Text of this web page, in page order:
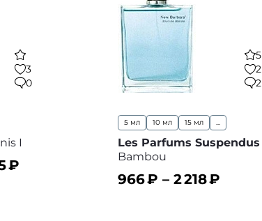
3
0
I
₽
5
2
2
5 мл 10 мл 15 мл ...
Les Parfums Suspendus
Bambou
966₽ – 2 218₽